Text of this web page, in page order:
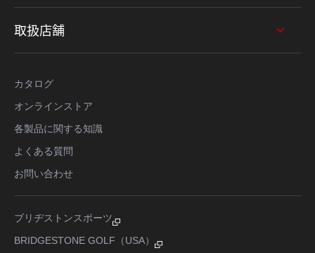
取扱店舗
カタログ
オンラインストア
各製品に関する知識
よくある質問
お問い合わせ
ブリヂストンスポーツ
BRIDGESTONE GOLF（USA）